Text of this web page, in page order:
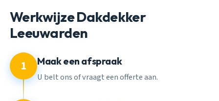
Werkwijze Dakdekker
Leeuwarden
1 Maak een afspraak
U belt ons of vraagt een offerte aan.